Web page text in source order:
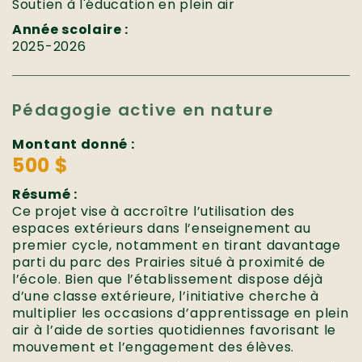
Soutien à l'éducation en plein air
Année scolaire :
2025-2026
Pédagogie active en nature
Montant donné :
500 $
Résumé :
Ce projet vise à accroître l’utilisation des
espaces extérieurs dans l’enseignement au
premier cycle, notamment en tirant davantage
parti du parc des Prairies situé à proximité de
l’école. Bien que l’établissement dispose déjà
d’une classe extérieure, l’initiative cherche à
multiplier les occasions d’apprentissage en plein
air à l’aide de sorties quotidiennes favorisant le
mouvement et l’engagement des élèves.